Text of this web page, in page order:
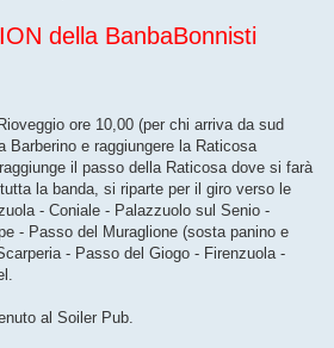
della BanbaBonnisti
ore 10,00 (per chi arriva da sud
Barberino e raggiungere la Raticosa
il passo della Raticosa dove si farà
la banda, si riparte per il giro verso le
- Coniale - Palazzuolo sul Senio -
- Passo del Muraglione (sosta panino e
- Passo del Giogo - Firenzuola -
al Soiler Pub.